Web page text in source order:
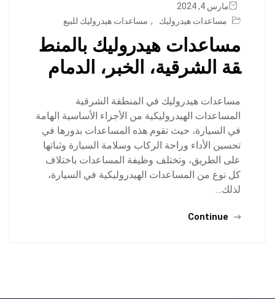
مارس 4, 2024
مساعدات هيدروليك
, مساعدات هيدروليك للبيع
مساعدات هيدروليك بالمنط
قة الشرقية، الخبر، الدمام
مساعدات هيدروليك في المنطقة الشرقية
المساعدات الهيدروليكية من الأجزاء الأساسية الهامة
في السيارة، حيث تقوم هذه المساعدات بدورها في
تحسين الأداء وراحة الركاب وسلامة السيارة وثباتها
على الطريق، وتختلف وظيفة المساعدات باختلاف
كل نوع من المساعدات الهيدروليكية في السيارة،
لذلك…
Continue